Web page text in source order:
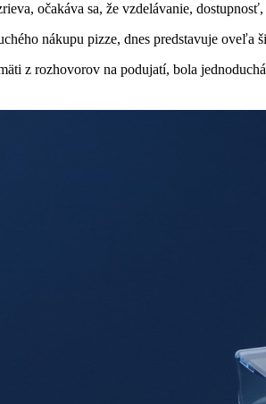
očakáva sa, že vzdelávanie,
nákupu pizze, dnes predstavuje
z rozhovorov na podujatí, bola